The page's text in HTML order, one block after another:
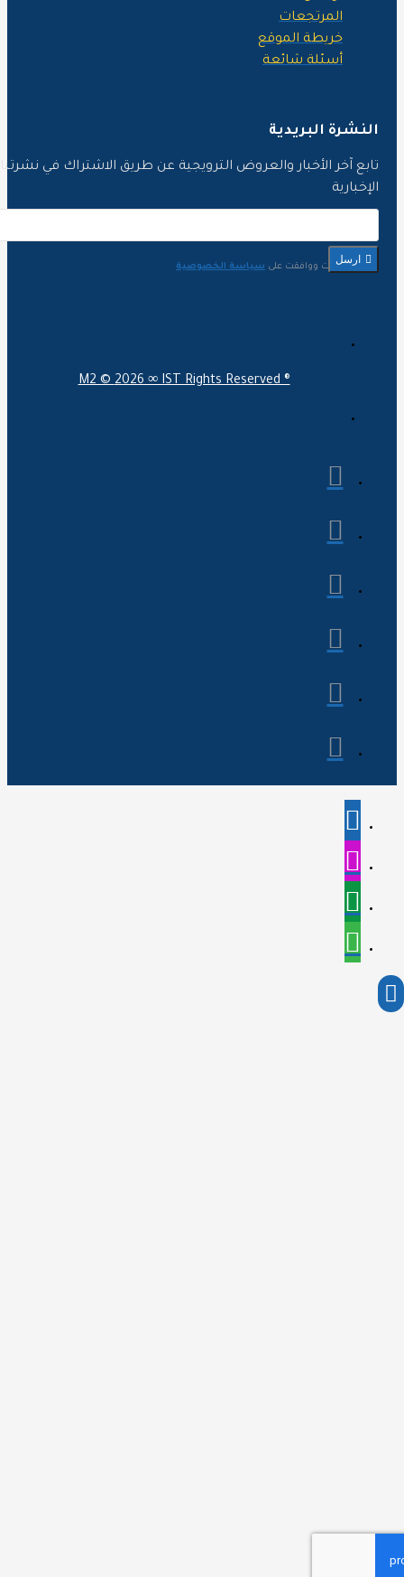
المرتجعات
خريطة الموقع
أسئلة شائعة
البريدية
آخر الأخبار والعروض الترويجية عن طريق الاشتراك في نشرتنا
ارسل
لقد قرأت ووافقت علىسياسة الخصوصية
M2 ©2026 ∞ IST Rights Reserved ®